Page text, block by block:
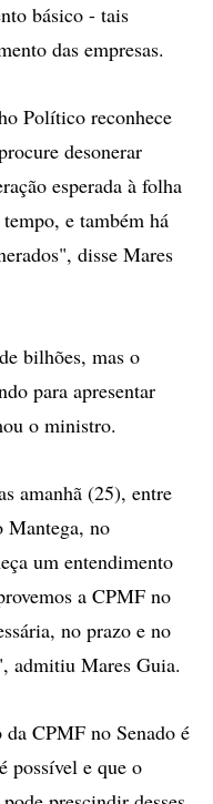
básico - tais
das empresas.
Político reconhece
desonerar
esperada à folha
e também há
disse Mares
bilhões, mas o
para apresentar
o ministro.
amanhã (25), entre
Mantega, no
um entendimento
a CPMF no
no prazo e no
admitiu Mares Guia.
da CPMF no Senado é
possível e que o